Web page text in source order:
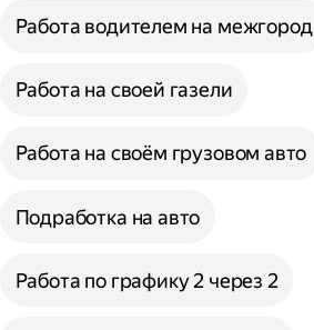
Работа водителем на межгород
Работа на своей газели
Работа на своём грузовом авто
Подработка на авто
Работа по графику 2 через 2